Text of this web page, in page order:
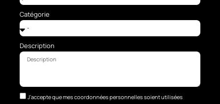
Catégorie
Description
J’accepte que mes coordonnées personnelles soient utilisées